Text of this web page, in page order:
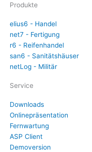
Produkte
elius6 - Handel
net7 - Fertigung
r6 - Reifenhandel
san6 - Sanitätshäuser
netLog - Militär
Service
Downloads
Onlinepräsentation
Fernwartung
ASP Client
Demoversion